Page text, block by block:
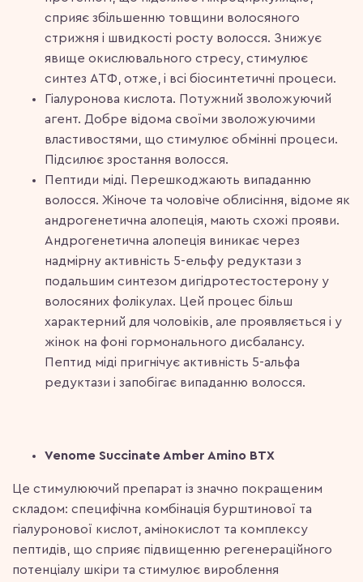
сприяє збільшенню товщини волосяного
стрижня і швидкості росту волосся. Знижує
явище окислювального стресу, стимулює
синтез АТФ, отже, і всі біосинтетичні процеси.
Гіалуронова кислота. Потужний зволожуючий
агент. Добре відома своїми зволожуючими
властивостями, що стимулює обмінні процеси.
Підсилює зростання волосся.
Пептиди міді. Перешкоджають випаданню
волосся. Жіноче та чоловіче облисіння, відоме як
андрогенетична алопеція, мають схожі прояви.
Андрогенетична алопеція виникає через
надмірну активність 5-ельфу редуктази з
подальшим синтезом дигідротестостерону у
волосяних фолікулах. Цей процес більш
характерний для чоловіків, але проявляється і у
жінок на фоні гормонального дисбалансу.
Пептид міді пригнічує активність 5-альфа
редуктази і запобігає випаданню волосся.
Venome Succinate Amber Amino BTX
Це стимулюючий препарат із значно покращеним
складом: специфічна комбінація бурштинової та
гіалуронової кислот, амінокислот та комплексу
пептидів, що сприяє підвищенню регенераційного
потенціалу шкіри та стимулює вироблення